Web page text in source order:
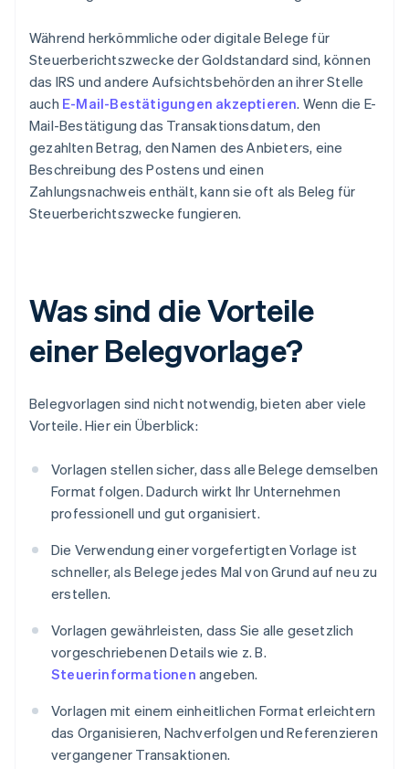
Während herkömmliche oder digitale Belege für
Steuerberichtszwecke der Goldstandard sind, können
das IRS und andere Aufsichtsbehörden an ihrer Stelle
auch E-Mail-Bestätigungen akzeptieren. Wenn die E-
Mail-Bestätigung das Transaktionsdatum, den
gezahlten Betrag, den Namen des Anbieters, eine
Beschreibung des Postens und einen
Zahlungsnachweis enthält, kann sie oft als Beleg für
Steuerberichtszwecke fungieren.
Was sind die Vorteile
einer Belegvorlage?
Belegvorlagen sind nicht notwendig, bieten aber viele
Vorteile. Hier ein Überblick:
Vorlagen stellen sicher, dass alle Belege demselben
Format folgen. Dadurch wirkt Ihr Unternehmen
professionell und gut organisiert.
Die Verwendung einer vorgefertigten Vorlage ist
schneller, als Belege jedes Mal von Grund auf neu zu
erstellen.
Vorlagen gewährleisten, dass Sie alle gesetzlich
vorgeschriebenen Details wie z. B.
Steuerinformationen angeben.
Vorlagen mit einem einheitlichen Format erleichtern
das Organisieren, Nachverfolgen und Referenzieren
vergangener Transaktionen.